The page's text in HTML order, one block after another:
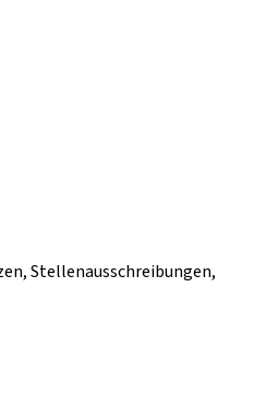
Stellenausschreibungen,